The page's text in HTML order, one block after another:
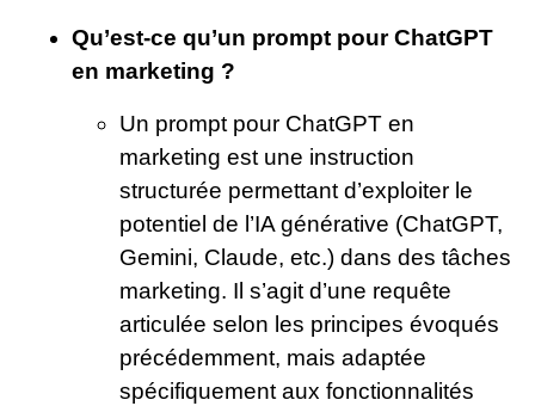
Qu’est-ce qu’un prompt pour ChatGPT
en marketing ?
Un prompt pour ChatGPT en
marketing est une instruction
structurée permettant d’exploiter le
potentiel de l’IA générative (ChatGPT,
Gemini, Claude, etc.) dans des tâches
marketing. Il s’agit d’une requête
articulée selon les principes évoqués
précédemment, mais adaptée
spécifiquement aux fonctionnalités